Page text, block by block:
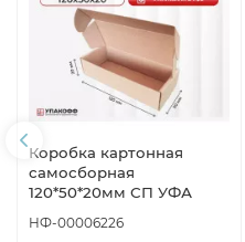
Коробка картонная
самосборная
120*50*20мм СП УФА
НФ-00006226